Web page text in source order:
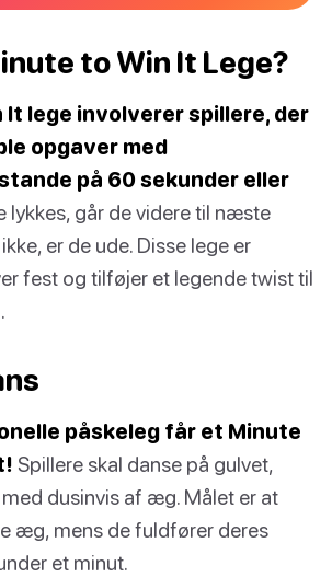
to Win It Lege?
It lege involverer spillere, der
opgaver med
på 60 sekunder eller
lykkes, går de videre til næste
er de ude. Disse lege er
fest og tilføjer et legende twist til
påskeleg får et Minute
Spillere skal danse på gulvet,
dusinvis af æg. Målet er at
æg, mens de fuldfører deres
et minut.